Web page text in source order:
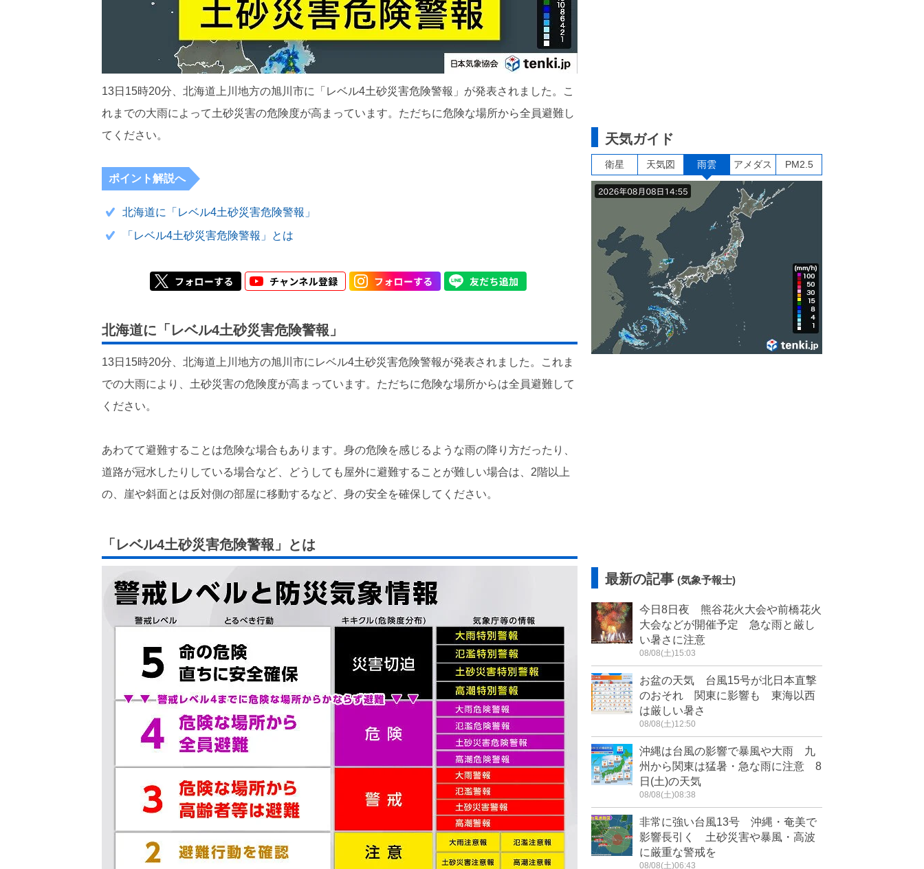
13日15時20分、北海道上川地方の旭川市に「レベル4土砂災害危険警報」が発表されました。こ
れまでの大雨によって土砂災害の危険度が高まっています。ただちに危険な場所から全員避難し
てください。
ポイント解説へ
北海道に「レベル4土砂災害危険警報」
「レベル4土砂災害危険警報」とは
北海道に「レベル4土砂災害危険警報」
13日15時20分、北海道上川地方の旭川市にレベル4土砂災害危険警報が発表されました。これま
での大雨により、土砂災害の危険度が高まっています。ただちに危険な場所からは全員避難して
ください。
あわてて避難することは危険な場合もあります。身の危険を感じるような雨の降り方だったり、
道路が冠水したりしている場合など、どうしても屋外に避難することが難しい場合は、2階以上
の、崖や斜面とは反対側の部屋に移動するなど、身の安全を確保してください。
「レベル4土砂災害危険警報」とは
天気ガイド
衛星 天気図 雨雲 アメダス PM2.5
最新の記事 (気象予報士)
今日8日夜 熊谷花火大会や前橋花火
大会などが開催予定 急な雨と厳し
い暑さに注意
08/08(土)15:03
お盆の天気 台風15号が北日本直撃
のおそれ 関東に影響も 東海以西
は厳しい暑さ
08/08(土)12:50
沖縄は台風の影響で暴風や大雨 九
州から関東は猛暑・急な雨に注意 8
日(土)の天気
08/08(土)08:38
非常に強い台風13号 沖縄・奄美で
影響長引く 土砂災害や暴風・高波
に厳重な警戒を
08/08(土)06:43